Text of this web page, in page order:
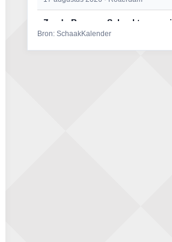
Zesde Bomans Schaaktoernooi
17 augustus 2026 · Haarlem
Bron: SchaakKalender